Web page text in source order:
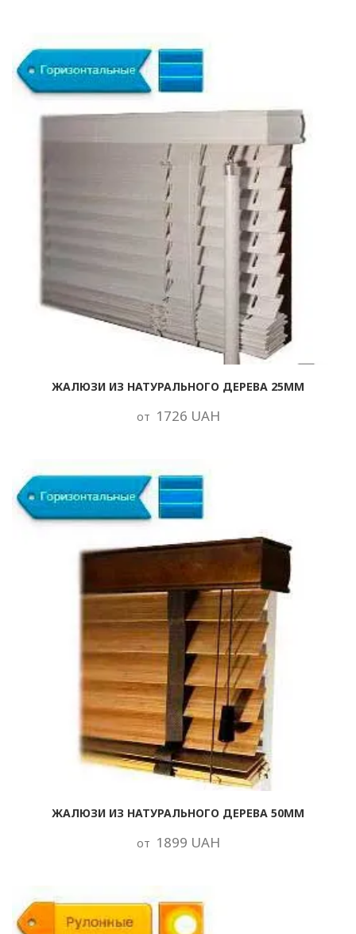
ЖАЛЮЗИ ИЗ НАТУРАЛЬНОГО ДЕРЕВА 25ММ
от 1726 UAH
ЖАЛЮЗИ ИЗ НАТУРАЛЬНОГО ДЕРЕВА 50ММ
от 1899 UAH